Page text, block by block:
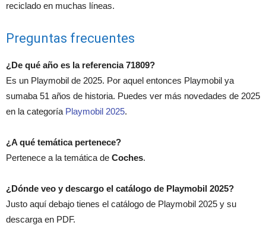
reciclado en muchas líneas.
Preguntas frecuentes
¿De qué año es la referencia 71809?
Es un Playmobil de 2025. Por aquel entonces Playmobil ya
sumaba 51 años de historia. Puedes ver más novedades de 2025
en la categoría Playmobil 2025.
¿A qué temática pertenece?
Pertenece a la temática de Coches.
¿Dónde veo y descargo el catálogo de Playmobil 2025?
Justo aquí debajo tienes el catálogo de Playmobil 2025 y su
descarga en PDF.